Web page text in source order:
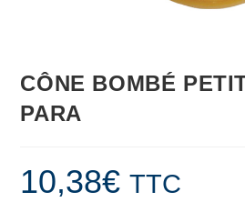
CÔNE BOMBÉ
PARA
10,38€ TTC